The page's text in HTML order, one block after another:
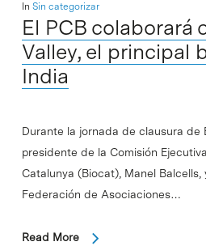
In Sin categorizar
El PCB colaborará
Valley, el principal
India
Durante la jornada de clausura de
presidente de la Comisión
Catalunya (Biocat), Manel
Federación de Asociaciones…
Read More